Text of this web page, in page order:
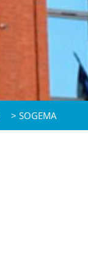
> SOGEMA